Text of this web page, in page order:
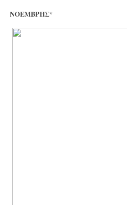
ΝΟΕΜΒΡΗΣ*